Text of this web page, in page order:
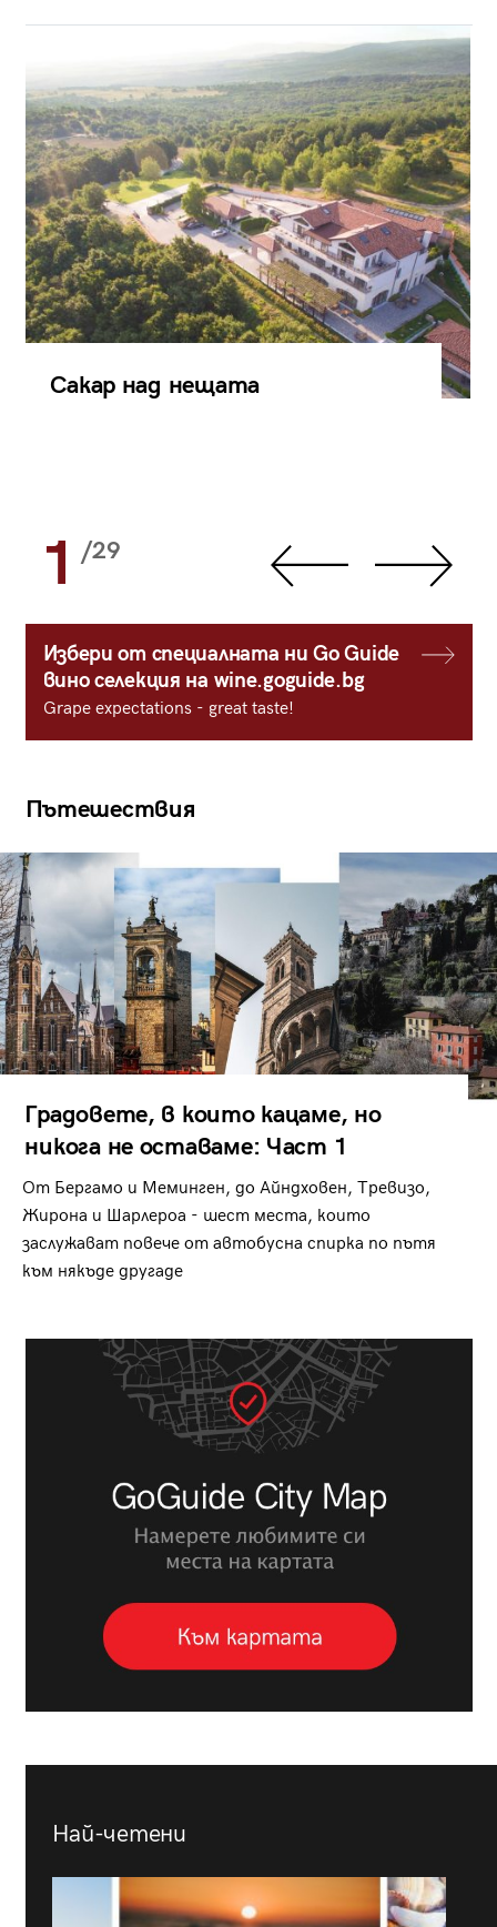
Сакар над нещата
1 /29
Избери от специалната ни Go Guide
вино селекция на wine.goguide.bg
Grape expectations - great taste!
Пътешествия
Градовете, в които кацаме, но
никога не оставаме: Част 1
От Бергамо и Меминген, до Айндховен, Тревизо,
Жирона и Шарлероа - шест места, които
заслужават повече от автобусна спирка по пътя
към някъде другаде
Най-четени